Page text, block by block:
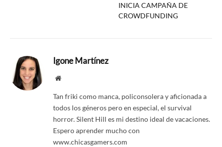
INICIA CAMPAÑA DE
CROWDFUNDING
Igone Martínez
Website
Tan friki como manca, policonsolera y aficionada a
todos los géneros pero en especial, el survival
horror. Silent Hill es mi destino ideal de vacaciones.
Espero aprender mucho con
www.chicasgamers.com